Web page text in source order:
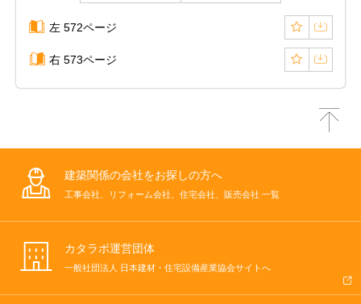
左 572ページ
右 573ページ
建築関係の会社をお探しの方へ
工事会社、リフォーム会社、住宅会社、販売会社 一覧
カタラボ運営団体
一般社団法人 日本建材・住宅設備産業協会サイトへ